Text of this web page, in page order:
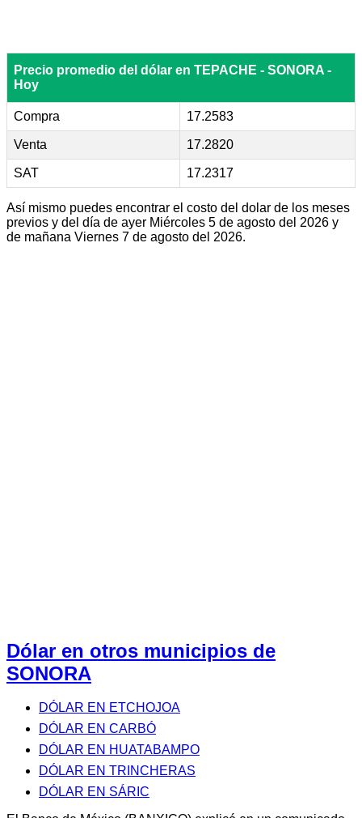
Precio promedio del dólar en TEPACHE - SONORA -
Hoy
Compra 17.2583
Venta 17.2820
SAT 17.2317
Así mismo puedes encontrar el costo del dolar de los meses
previos y del día de ayer Miércoles 5 de agosto del 2026 y
de mañana Viernes 7 de agosto del 2026.
Dólar en otros municipios de
SONORA
DÓLAR EN ETCHOJOA
DÓLAR EN CARBÓ
DÓLAR EN HUATABAMPO
DÓLAR EN TRINCHERAS
DÓLAR EN SÁRIC